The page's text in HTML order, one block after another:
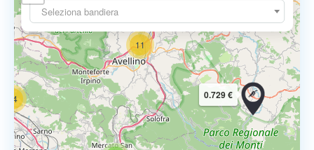
Seleziona bandiera
14
11
0.729 €